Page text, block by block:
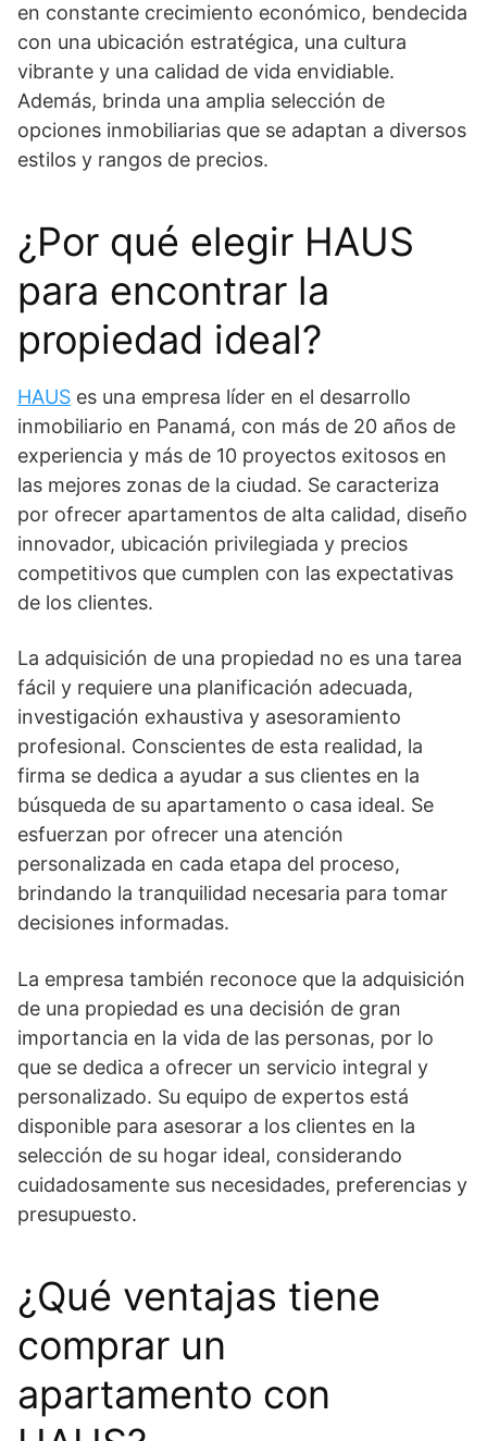
en constante crecimiento económico, bendecida
con una ubicación estratégica, una cultura
vibrante y una calidad de vida envidiable.
Además, brinda una amplia selección de
opciones inmobiliarias que se adaptan a diversos
estilos y rangos de precios.
¿Por qué elegir HAUS
para encontrar la
propiedad ideal?
HAUS es una empresa líder en el desarrollo
inmobiliario en Panamá, con más de 20 años de
experiencia y más de 10 proyectos exitosos en
las mejores zonas de la ciudad. Se caracteriza
por ofrecer apartamentos de alta calidad, diseño
innovador, ubicación privilegiada y precios
competitivos que cumplen con las expectativas
de los clientes.
La adquisición de una propiedad no es una tarea
fácil y requiere una planificación adecuada,
investigación exhaustiva y asesoramiento
profesional. Conscientes de esta realidad, la
firma se dedica a ayudar a sus clientes en la
búsqueda de su apartamento o casa ideal. Se
esfuerzan por ofrecer una atención
personalizada en cada etapa del proceso,
brindando la tranquilidad necesaria para tomar
decisiones informadas.
La empresa también reconoce que la adquisición
de una propiedad es una decisión de gran
importancia en la vida de las personas, por lo
que se dedica a ofrecer un servicio integral y
personalizado. Su equipo de expertos está
disponible para asesorar a los clientes en la
selección de su hogar ideal, considerando
cuidadosamente sus necesidades, preferencias y
presupuesto.
¿Qué ventajas tiene
comprar un
apartamento con